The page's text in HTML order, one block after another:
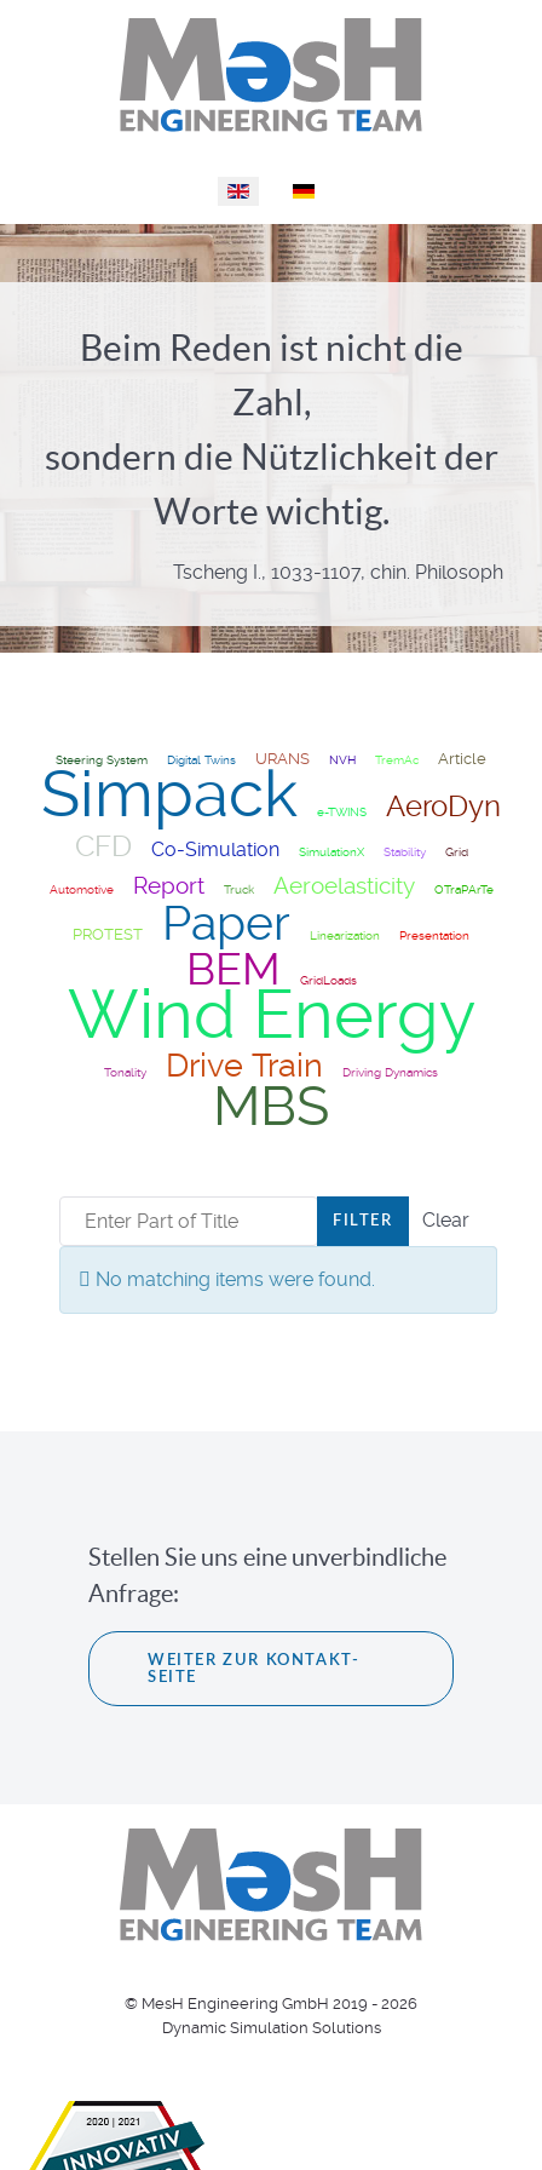
Beim Reden ist nicht die
Zahl,
sondern die Nützlichkeit der
Worte wichtig.
Tscheng I., 1033-1107, chin. Philosoph
Steering System Digital Twins URANS NVH TremAc Article
Simpack e-TWINS
AeroDyn
CFD
Co-Simulation SimulationX Stability Grid
Automotive Report Truck Aeroelasticity OTraPArTe
PROTEST Paper Linearization Presentation
BEM GridLoads
Wind Energy
Tonality Drive Train Driving Dynamics
MBS
Enter Part of Title
FILTER
Clear
Info
No matching items were found.
Stellen Sie uns eine unverbindliche
Anfrage:
WEITER ZUR KONTAKT-
SEITE
© MesH Engineering GmbH 2019 - 2026
Dynamic Simulation Solutions